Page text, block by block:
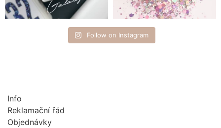
Follow on Instagram
Info
Reklamační řád
Objednávky